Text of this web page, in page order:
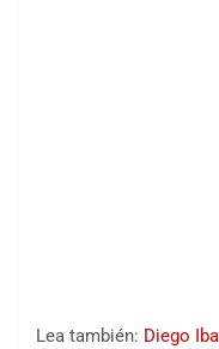
Lea también: Diego